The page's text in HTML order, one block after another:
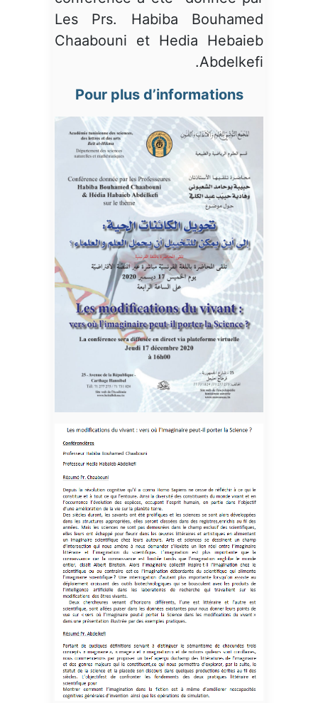
Les Prs. Habiba Bouhamed
Chaabouni et Hedia Hebaieb
Abdelkefi.
Pour plus d’informations